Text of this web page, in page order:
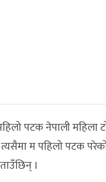
पटक नेपाली महिला
त्यसैमा म पहिलो पटक
।